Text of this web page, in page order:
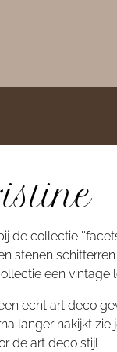
de collectie
stenen
een vintage
echt art deco
langer nakijkt
de art deco stijl